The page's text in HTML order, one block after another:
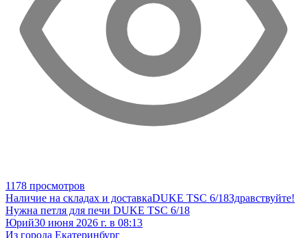
1178 просмотров
Наличие на складах и доставкаDUKE TSC 6/18Здравствуйте!
Нужна петля для печи DUKE TSC 6/18
Юрий30 июня 2026 г. в 08:13
Из города Екатеринбург